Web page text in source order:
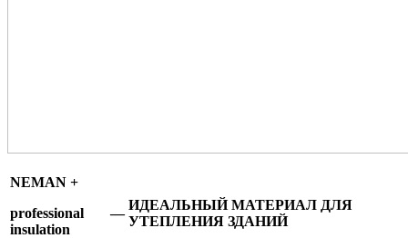
NEMAN +
professional
insulation
—
ИДЕАЛЬНЫЙ МАТЕРИАЛ ДЛЯ
УТЕПЛЕНИЯ ЗДАНИЙ